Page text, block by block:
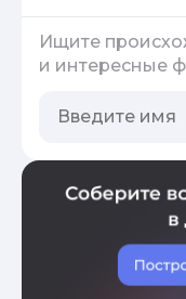
Ищите
и интересные